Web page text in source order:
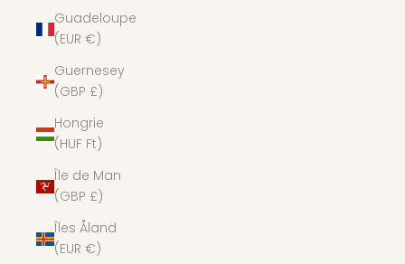
Guadeloupe
(EUR €)
Guernesey
(GBP £)
Hongrie
(HUF Ft)
Île de Man
(GBP £)
Îles Åland
(EUR €)